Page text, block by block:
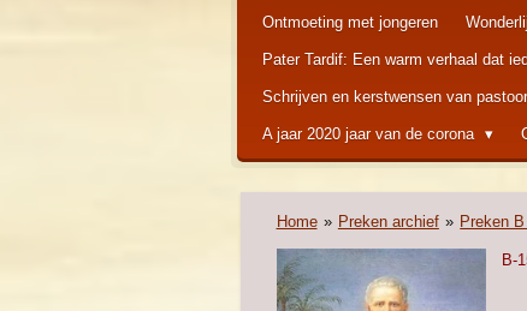
Ontmoeting met jongeren
Pater Tardif: Een warm verhaal dat
Schrijven en kerstwensen van
A jaar 2020 jaar van de corona
Home » Preken archief » Preken
B-